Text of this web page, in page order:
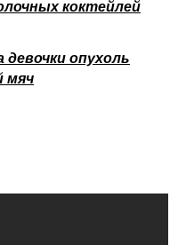
коктейлей
девочки опухоль
мяч